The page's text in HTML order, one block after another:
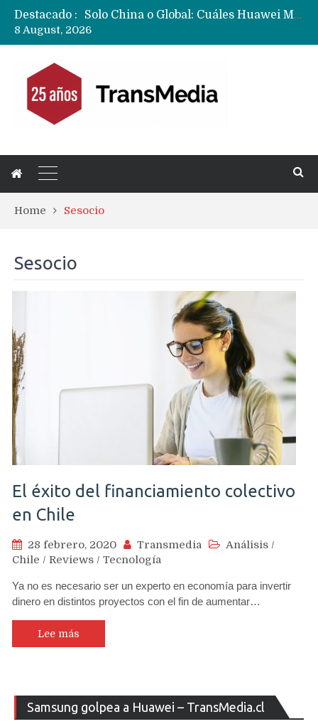
Destacado :
Solo China o Global: Cuáles Huawei MateBook, MatePad y Nova llegarán a Europa y LATAM?
Fabricantes suben precios de teléfonos y ganan más dinero en un mercado donde Xiaomi alerta por no mejorar ventas
8 August, 2026
Home Sesocio
Sesocio
El éxito del financiamiento colectivo
en Chile
28 febrero, 2020 Transmedia Análisis /
Chile / Reviews / Tecnología
Ya no es necesario ser un experto en economía para invertir
dinero en distintos proyectos con el fin de aumentar…
Lee más
Samsung golpea a Huawei – TransMedia.cl
de